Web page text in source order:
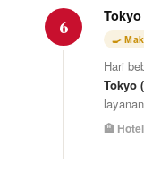
6
Tokyo
🍳
Hari
Tokyo
🏨